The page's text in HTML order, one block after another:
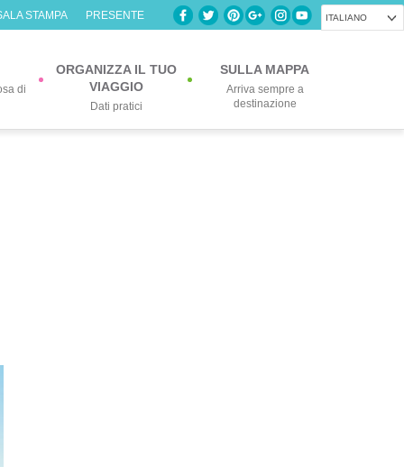
ITALIANO
STAMPA PRESENTE
di
ORGANIZZA IL TUO
VIAGGIO
Dati pratici
SULLA MAPPA
Arriva sempre a
destinazione